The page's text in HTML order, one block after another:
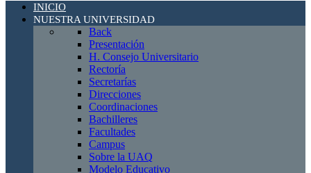
INICIO
NUESTRA UNIVERSIDAD
Back
Presentación
H. Consejo Universitario
Rectoría
Secretarías
Direcciones
Coordinaciones
Bachilleres
Facultades
Campus
Sobre la UAQ
Modelo Educativo